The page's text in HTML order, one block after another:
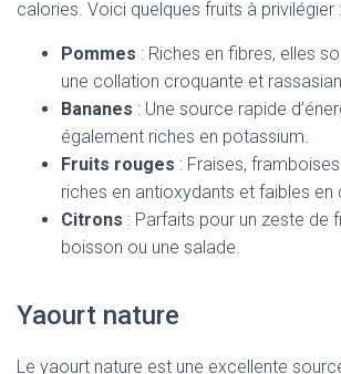
calories. Voici quelques fruits à privilégier :
Pommes : Riches en fibres, elles
une collation croquante et
Bananes : Une source rapide
également riches en potassium.
Fruits rouges : Fraises,
riches en antioxydants et faibles en
Citrons : Parfaits pour un zeste de
boisson ou une salade.
Yaourt nature
Le yaourt nature est une excellente